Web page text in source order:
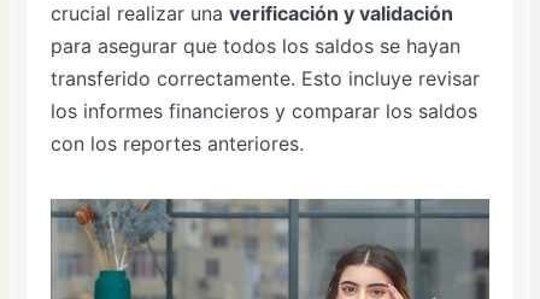
crucial realizar una verificación y validación
para asegurar que todos los saldos se hayan
transferido correctamente. Esto incluye revisar
los informes financieros y comparar los saldos
con los reportes anteriores.